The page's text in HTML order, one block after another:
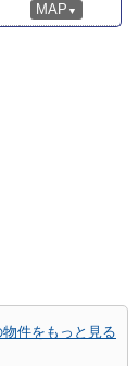
MAP ▼
件をもっと見る